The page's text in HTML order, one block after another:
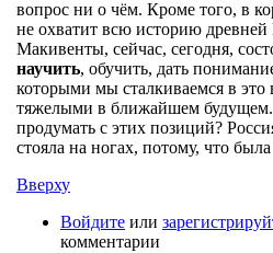
вопрос ни о чём. Кроме того, в
не охватит всю историю древней
Макивенты, сейчас, сегодня,
научить, обучить, дать
которыми мы сталкиваемся в это
тяжелыми в ближайшем
продумать с этих позиций?
стояла на ногах, потому, что
Вверху
Войдите или
комментарии